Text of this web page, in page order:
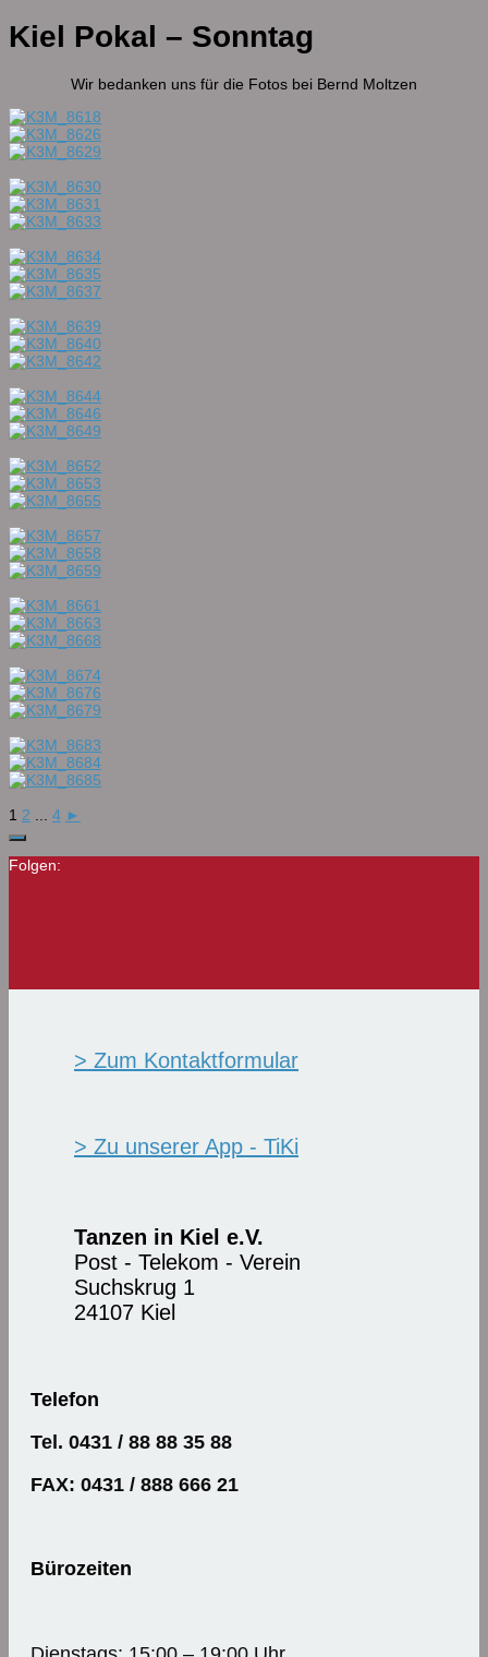
Kiel Pokal – Sonntag
Wir bedanken uns für die Fotos bei Bernd Moltzen
1 2 4 ►
Folgen:
> Zum Kontaktformular
> Zu unserer App - TiKi
Tanzen in Kiel e.V.
Post - Telekom - Verein
Suchskrug 1
24107 Kiel
Telefon
Tel. 0431 / 88 88 35 88
FAX: 0431 / 888 666 21
Bürozeiten